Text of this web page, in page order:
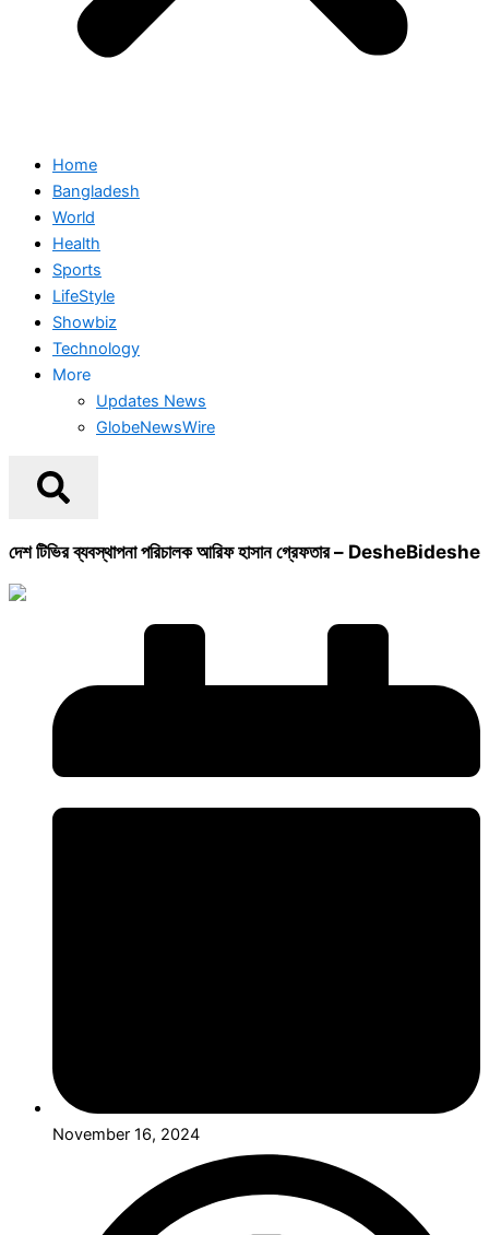
Home
Bangladesh
World
Health
Sports
LifeStyle
Showbiz
Technology
More
Updates News
GlobeNewsWire
দেশ টিভির ব্যবস্থাপনা পরিচালক আরিফ হাসান গ্রেফতার – DesheBideshe
November 16, 2024